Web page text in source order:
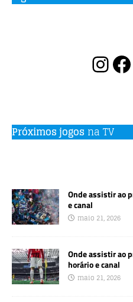
Próximos jogos na TV
Onde assistir ao
e canal
maio 21, 2026
Onde assistir ao
horário e canal
maio 21, 2026